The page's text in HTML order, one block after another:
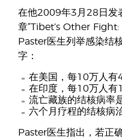
在他2009年3月28日发
章“Tibet’s Other
Paster医生列举感染结
字：
在美国，每10万人有
在印度，每10万人有
流亡藏族的结核病率
六个月疗程的结核病
Paster医生指出，若正